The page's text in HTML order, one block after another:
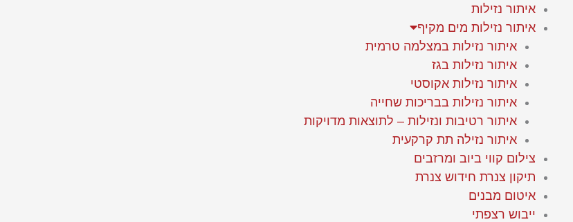
לתוכן
איתור נזילות
איתור נזילות מים מקיף
איתור נזילות במצלמה טרמית
איתור נזילות בגז
איתור נזילות אקוסטי
איתור נזילות בבריכות שחייה
איתור רטיבות ונזילות – לתוצאות מדויקות
איתור נזילה תת קרקעית
צילום קווי ביוב ומרזבים
תיקון צנרת חידוש צנרת
איטום מבנים
ייבוש רצפתי